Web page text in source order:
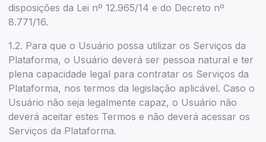
disposições da Lei nº 12.965/14 e do Decreto nº
8.771/16.
1.2. Para que o Usuário possa utilizar os Serviços da
Plataforma, o Usuário deverá ser pessoa natural e ter
plena capacidade legal para contratar os Serviços da
Plataforma, nos termos da legislação aplicável. Caso o
Usuário não seja legalmente capaz, o Usuário não
deverá aceitar estes Termos e não deverá acessar os
Serviços da Plataforma.